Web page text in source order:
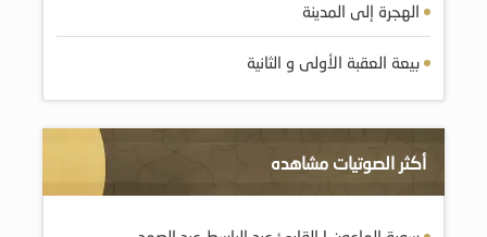
الهجرة إلى المدينة
بيعة العقبة الأولى و الثانية
أكثر الصوتيات مشاهده